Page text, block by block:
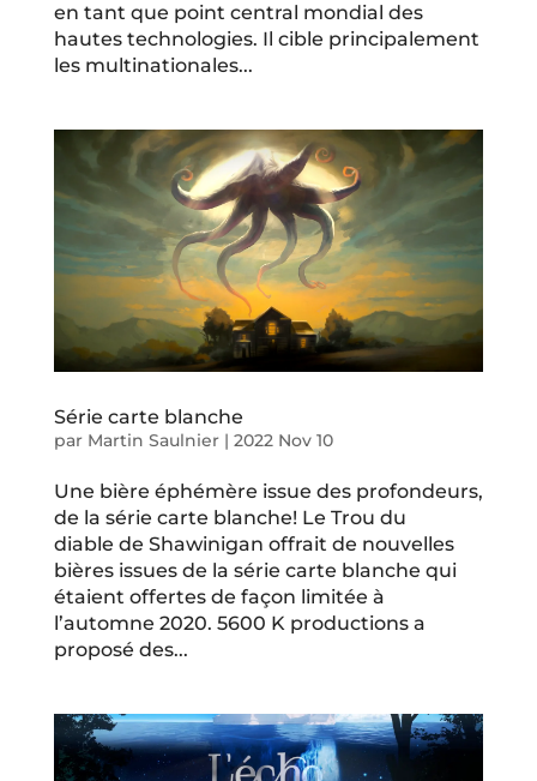
en tant que point central mondial des
hautes technologies. Il cible principalement
les multinationales...
Série carte blanche
par Martin Saulnier| 2022 Nov 10
Une bière éphémère issue des profondeurs,
de la série carte blanche! Le Trou du
diable de Shawinigan offrait de nouvelles
bières issues de la série carte blanche qui
étaient offertes de façon limitée à
l’automne 2020. 5600 K productions a
proposé des...